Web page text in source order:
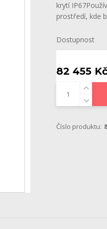
krytí
prostředí, kde
Dostupnost
82 455
Číslo produktu: